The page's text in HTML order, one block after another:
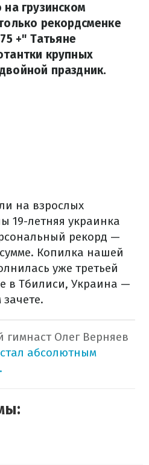
грузинском
рекордсменке
+" Татьяне
крупных
праздник.
на взрослых
19-летняя украинка
рекорд —
Копилка нашей
уже третьей
в Тбилиси, Украина —
гимнаст Олег Верняев
стал абсолютным